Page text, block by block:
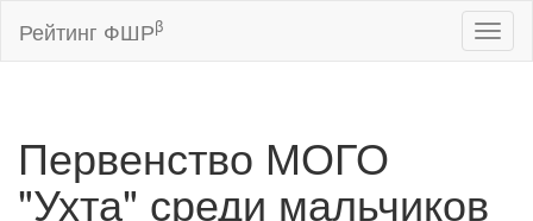
Рейтинг ФШРβ
Первенство МОГО
"Ухта" среди мальчиков